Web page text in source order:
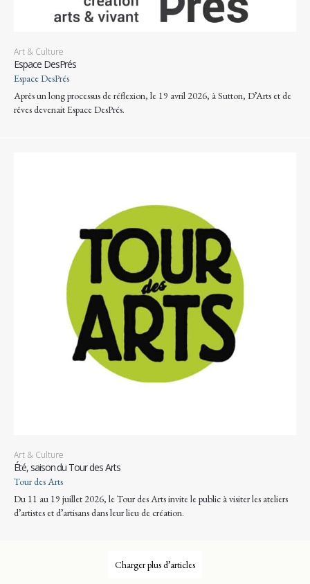
Art & Culture
Espace DesPrés
Espace DesPrés
Après un long processus de réflexion, le 19 avril 2026, à Sutton, D’Arts et de
rêves devenait Espace DesPrés.
Art & Culture
Été, saison du Tour des Arts
Tour des Arts
Du 11 au 19 juillet 2026, le Tour des Arts invite le public à visiter les ateliers
d’artistes et d’artisans dans leur lieu de création.
Charger plus d’articles